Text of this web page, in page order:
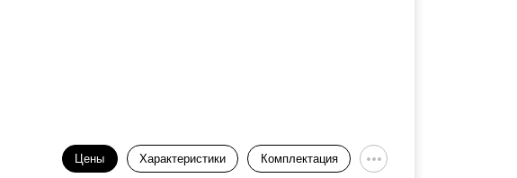
Цены Характеристики Комплектация